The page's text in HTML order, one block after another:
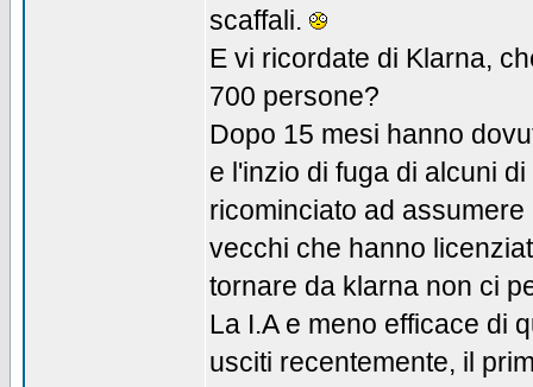
scaffali.
E vi ricordate di Klarna,
700 persone?
Dopo 15 mesi hanno
e l'inzio di fuga di alcuni
ricominciato ad
vecchi che hanno
tornare da klarna non ci
La I.A e meno efficace di
usciti recentemente, il